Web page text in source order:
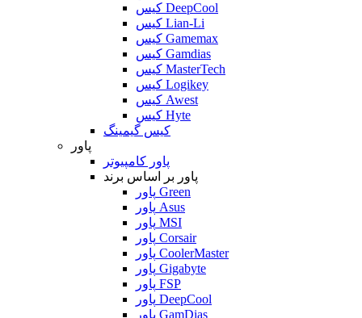
کیس DeepCool
کیس Lian-Li
کیس Gamemax
کیس Gamdias
کیس MasterTech
کیس Logikey
کیس Awest
کیس Hyte
کیس گیمینگ
پاور
پاور کامپیوتر
پاور بر اساس برند
پاور Green
پاور Asus
پاور MSI
پاور Corsair
پاور CoolerMaster
پاور Gigabyte
پاور FSP
پاور DeepCool
پاور GamDias